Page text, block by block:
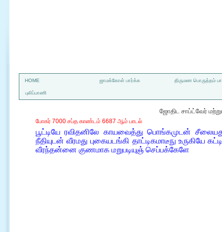
HOME ஜாமக்கோள் பார்க்க திருமண பொருத்தம்
புலிப்பாணி
ஜோதிட சாப்ட்வேர்
போகர் 7000 சப்த காண்டம் 6687 ஆம் பாடல்
பூட்டியே ரவிதனிலே காயவைத்து பொங்கமுடன்
நீதியுடன் வீரமது புகையடங்கி தாட்டிகமாடீநு உருகியே
வீரந்தன்னை குணமாக மறுபடியுஞ் செப்பக்கேளே